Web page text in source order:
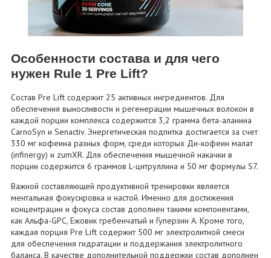
Особенности состава и для чего
нужен Rule 1 Pre Lift?
Состав Pre Lift содержит 25 активных ингредиентов. Для
обеспечения выносливости и регенерации мышечных волокон в
каждой порции комплекса содержится 3,2 грамма бета-аланина
CarnoSyn и Senactiv. Энергетическая подпитка достигается за счет
330 мг кофеина разных форм, среди которых Ди-кофеин малат
(infinergy) и zumXR. Для обеспечения мышечной накачки в
порции содержится 6 граммов L-цитруллина и 50 мг формулы S7.
Важной составляющей продуктивной тренировки является
ментальная фокусировка и настой. Именно для достижения
концентрации и фокуса состав дополнен такими компонентами,
как Альфа-GPC, Ежовик гребенчатый и Гуперзин А. Кроме того,
каждая порция Pre Lift содержит 500 мг электролитной смеси
для обеспечения гидратации и поддержания электролитного
баланса. В качестве дополнительной поддержки состав дополнен